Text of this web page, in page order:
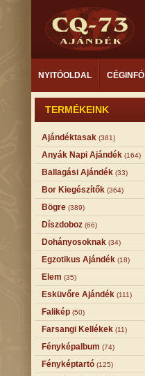
NYITÓOLDAL CÉGINFÓ
TERMÉKEINK
Ajándéktasak (381)
Anyák Napi Ajándék (164)
Ballagási Ajándék (33)
Bor Kiegészítők (364)
Bögre (389)
Díszdoboz (66)
Dohányosoknak (34)
Egzotikus Ajándék (18)
Elem (35)
Esküvőre Ajándék (111)
Falikép (50)
Farsangi Kellékek (11)
Fényképalbum (74)
Fényképtartó (125)